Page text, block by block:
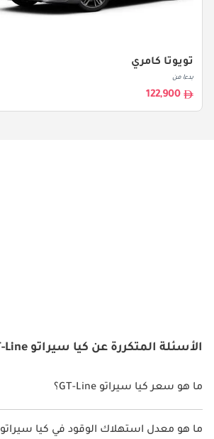
تويوتا كامري
بدءا من
122,900
الأسئلة المتكررة عن كيا سيراتو GT-Line
ما هو سعر كيا سيراتو GT-Line؟
سعر كيا سيراتو GT-Line هو درهم 77,520.
ما هو معدل استهلاك الوقود في كيا سيراتو GT-Line؟